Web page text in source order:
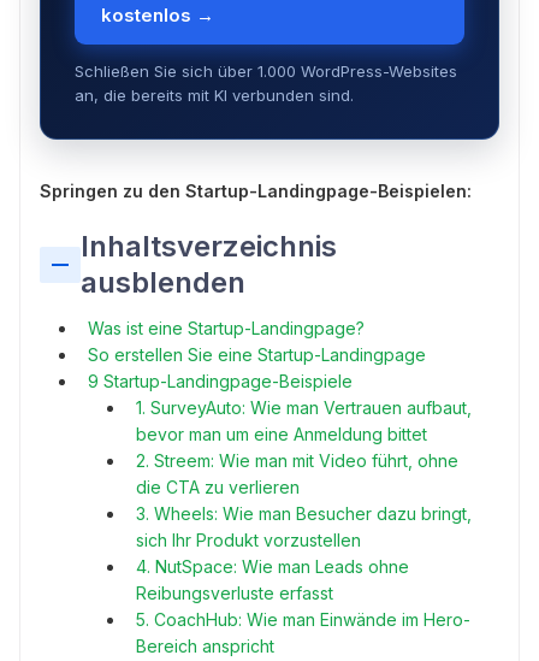
kostenlos →
Schließen Sie sich über 1.000 WordPress-Websites
an, die bereits mit KI verbunden sind.
Springen zu den Startup-Landingpage-Beispielen:
Inhaltsverzeichnis
ausblenden
Was ist eine Startup-Landingpage?
So erstellen Sie eine Startup-Landingpage
9 Startup-Landingpage-Beispiele
1. SurveyAuto: Wie man Vertrauen aufbaut,
bevor man um eine Anmeldung bittet
2. Streem: Wie man mit Video führt, ohne
die CTA zu verlieren
3. Wheels: Wie man Besucher dazu bringt,
sich Ihr Produkt vorzustellen
4. NutSpace: Wie man Leads ohne
Reibungsverluste erfasst
5. CoachHub: Wie man Einwände im Hero-
Bereich anspricht